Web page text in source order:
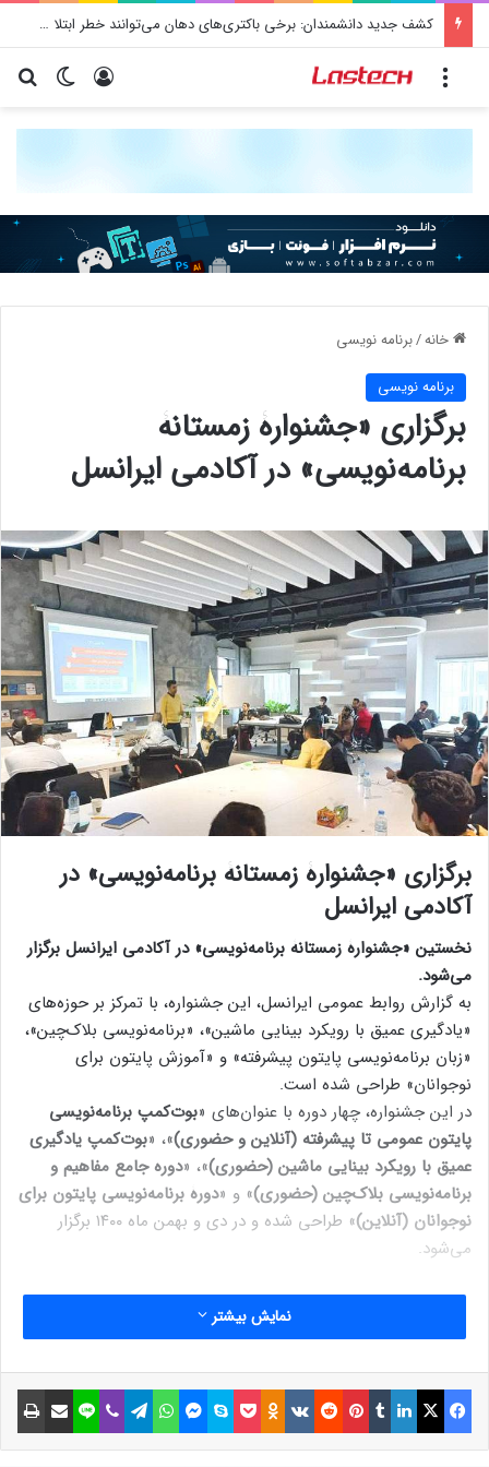
کشف جدید دانشمندان: برخی باکتری‌های دهان می‌توانند خطر ابتلا به آلزایمر را افزایش دهند
تغییر ورود
خانه/برنامه نويسی
برنامه نويسی
برگزاری «جشنوارۀ زمستانۀ
برنامه‌نویسی» در آکادمی ایرانسل
برگزاری «جشنوارۀ زمستانۀ برنامه‌نویسی» در
آکادمی ایرانسل
نخستین «جشنوارۀ زمستانۀ برنامه‌نویسی» در آکادمی ایرانسل برگزار
می‌شود.
به گزارش روابط عمومی ایرانسل، این جشنواره، با تمرکز بر حوزه‌های
«یادگیری عمیق با رویکرد بینایی ماشین»، «برنامه‌نویسی بلاک‌چین»،
«زبان برنامه‌نویسی پایتون پیشرفته» و «آموزش پایتون برای
نوجوانان» طراحی شده است.
در این جشنواره، چهار دوره با عنوان‌های «بوت‌کمپ برنامه‌نویسی
پایتون عمومی تا پیشرفته (آنلاین و حضوری)»، «بوت‌کمپ یادگیری
عمیق با رویکرد بینایی ماشین (حضوری)»، «دوره جامع مفاهیم و
برنامه‌نویسی بلاک‌چین (حضوری)» و «دورۀ برنامه‌نویسی پایتون برای
نوجوانان (آنلاین)
» طراحی شده و در دی و بهمن ماه ۱۴۰۰ برگزار
می‌شود.
با توجه به پر رنگ شدن نقش هوش‌مصنوعی و بلاک‌چین در
کسب‌و‌کارهای مختلف، کارشناسان بر این باورند که زبان برنامه‌نویسی
آینده نزدیک برای همگان ضروری خواهد شد. نظر به اهمیت این
موضوع، آکادمی ایرانسل پس از برگزاری چند دورۀ آموزشی مختلف
در همین زمینه، نخستین جشنوارۀ زمستانۀ دوره‌های برنامه‌نویسی را
نمایش بیشتر
فیسبوک ایکس لینکداین تامبلر پینتریست Reddit
VKontakte
Odnoklassniki پاکت اسکایپ مسنجر واتس آپ تلگرام وایبر لاین اشتراک گذاری با ایمیل